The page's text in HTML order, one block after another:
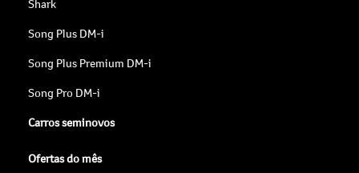
Shark
Song Plus DM-i
Song Plus Premium DM-i
Song Pro DM-i
Carros seminovos
Ofertas do mês